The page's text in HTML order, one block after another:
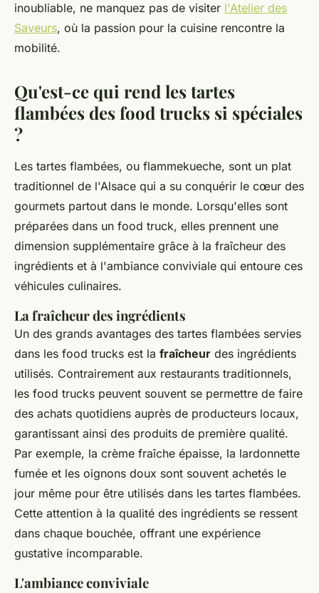
inoubliable, ne manquez pas de visiter l'Atelier des
Saveurs, où la passion pour la cuisine rencontre la
mobilité.
Qu'est-ce qui rend les tartes
flambées des food trucks si spéciales
?
Les tartes flambées, ou flammekueche, sont un plat
traditionnel de l'Alsace qui a su conquérir le cœur des
gourmets partout dans le monde. Lorsqu'elles sont
préparées dans un food truck, elles prennent une
dimension supplémentaire grâce à la fraîcheur des
ingrédients et à l'ambiance conviviale qui entoure ces
véhicules culinaires.
La fraîcheur des ingrédients
Un des grands avantages des tartes flambées servies
dans les food trucks est la fraîcheur des ingrédients
utilisés. Contrairement aux restaurants traditionnels,
les food trucks peuvent souvent se permettre de faire
des achats quotidiens auprès de producteurs locaux,
garantissant ainsi des produits de première qualité.
Par exemple, la crème fraîche épaisse, la lardonnette
fumée et les oignons doux sont souvent achetés le
jour même pour être utilisés dans les tartes flambées.
Cette attention à la qualité des ingrédients se ressent
dans chaque bouchée, offrant une expérience
gustative incomparable.
L'ambiance conviviale